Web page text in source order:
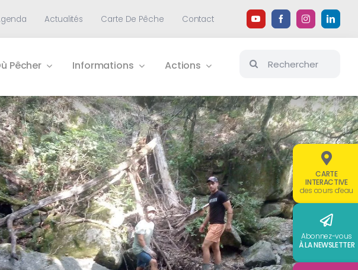
Actualités Carte De Pêche Contact
Pêcher Informations Actions
CARTE
INTERACTIVE
des cours d’eau
Abonnez-vous
À LA NEWSLETTER